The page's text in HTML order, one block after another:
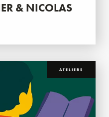
& NICOLAS
ATELIERS